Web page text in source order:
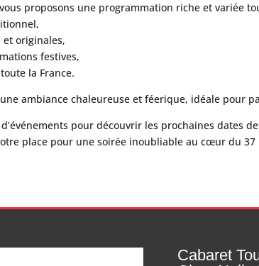
proposons une programmation riche et variée
et originales,
festives,
la France.
ambiance chaleureuse et féerique, idéale pour
pour découvrir les prochaines dates
place pour une soirée inoubliable au cœur du 37
Cabaret